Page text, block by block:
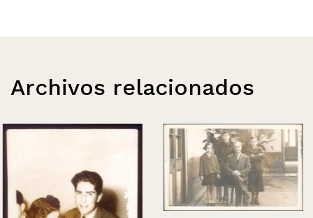
Archivos relacionados